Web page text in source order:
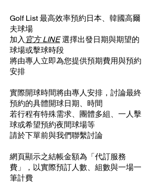
Golf List 最高效率預約日本、韓國高爾
夫球場
加入 官方 LINE選擇出發日期與期望的
球場或擊球時段
將由專人立即為您提供預期費用與預約
安排
實際開球時間將由專人安排，討論最終
預約的具體開球日期、時間
若行程有特殊需求、團體多組、一人擊
球或希望預約夜間球場等
請於下單前與我們聯繫討論
網頁顯示之結帳金額為「代訂服務
費」，以實際預訂人數、組數與一場一
筆計費​